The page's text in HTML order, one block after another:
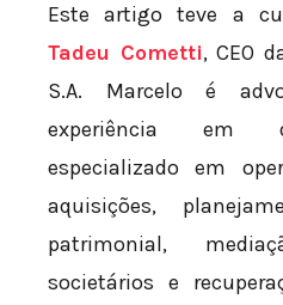
Este artigo teve a
Tadeu Cometti, CEO
S.A. Marcelo é
experiência em
especializado em
aquisições,
patrimonial,
societários e